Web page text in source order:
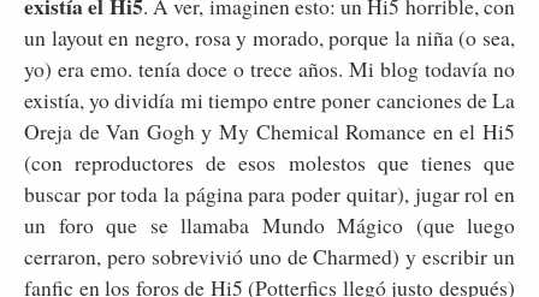
. A ver, imaginen esto: un Hi5 horrible, con
un layout en negro, rosa y morado, porque la niña (o sea,
yo) era emo. tenía doce o trece años. Mi blog todavía no
existía, yo dividía mi tiempo entre poner canciones de La
Oreja de Van Gogh y My Chemical Romance en el Hi5
(con reproductores de esos molestos que tienes que
buscar por toda la página para poder quitar), jugar rol en
un foro que se llamaba Mundo Mágico (que luego
cerraron, pero sobrevivió uno de Charmed) y escribir un
fanfic en los foros de Hi5 (Potterfics llegó justo después)